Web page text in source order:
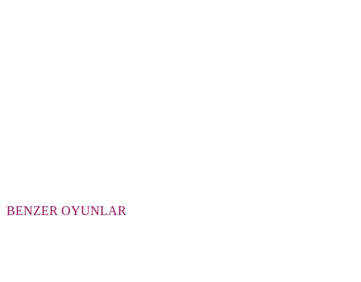
BENZER OYUNLAR